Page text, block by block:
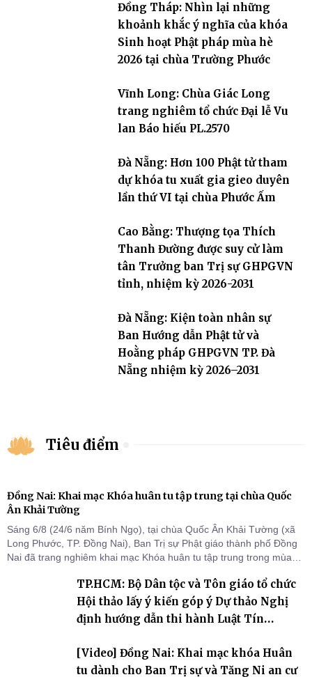
Đồng Tháp: Nhìn lại những
khoảnh khắc ý nghĩa của khóa
Sinh hoạt Phật pháp mùa hè
2026 tại chùa Trường Phước
Vĩnh Long: Chùa Giác Long
trang nghiêm tổ chức Đại lễ Vu
lan Báo hiếu PL.2570
Đà Nẵng: Hơn 100 Phật tử tham
dự khóa tu xuất gia gieo duyên
lần thứ VI tại chùa Phước Ấm
Cao Bằng: Thượng tọa Thích
Thanh Đường được suy cử làm
tân Trưởng ban Trị sự GHPGVN
tỉnh, nhiệm kỳ 2026-2031
Đà Nẵng: Kiện toàn nhân sự
Ban Hướng dẫn Phật tử và
Hoằng pháp GHPGVN TP. Đà
Nẵng nhiệm kỳ 2026–2031
Tiêu điểm
Đồng Nai: Khai mạc Khóa huân tu tập trung tại chùa Quốc
Ân Khải Tường
Sáng 6/8 (24/6 năm Bính Ngọ), tại chùa Quốc Ân Khải Tường (xã
Long Phước, TP. Đồng Nai), Ban Trị sự Phật giáo thành phố Đồng
Nai đã trang nghiêm khai mạc Khóa huân tu tập trung trong mùa
chỗ khu vực VII, VIII và trường hạ chùa Quốc Ân Khải Tường.
TP.HCM: Bộ Dân tộc và Tôn giáo tổ chức
Hội thảo lấy ý kiến góp ý Dự thảo Nghị
định hướng dẫn thi hành Luật Tín
[Video] Đồng Nai: Khai mạc khóa Huân
tu dành cho Ban Trị sự và Tăng Ni an cư